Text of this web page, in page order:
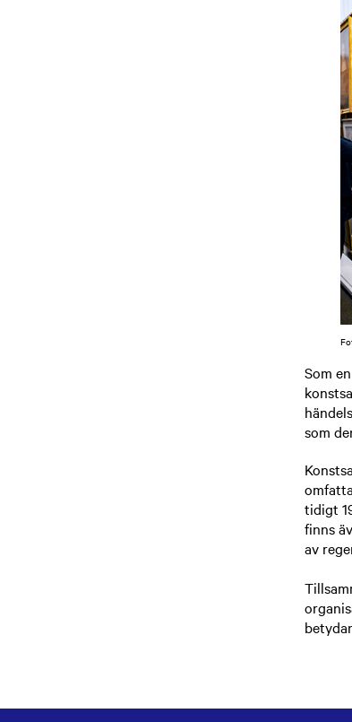
Som
som
tidigt
finns
av